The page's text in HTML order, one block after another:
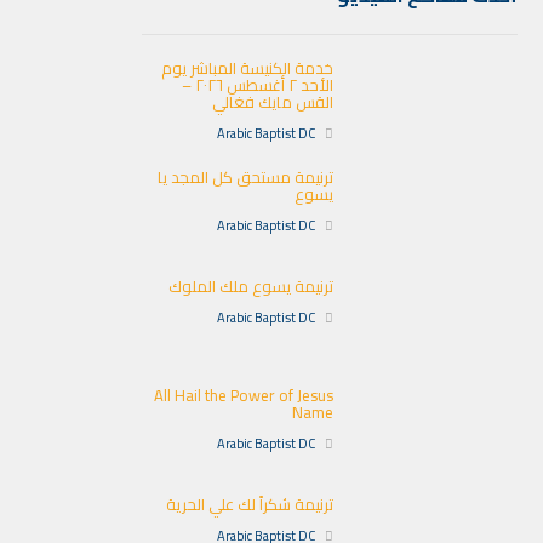
خدمة الكنيسة المباشر يوم
الأحد ٢ أغسطس ٢٠٢٦ –
القس مايك فغالي
Arabic Baptist DC
ترنيمة مستحق كل المجد يا
يسوع
Arabic Baptist DC
ترنيمة يسوع ملك الملوك
Arabic Baptist DC
All Hail the Power of Jesus
Name
Arabic Baptist DC
ترنيمة شكراً لك علي الحرية
Arabic Baptist DC